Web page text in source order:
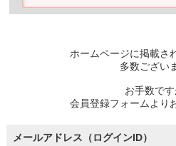
ホームページに掲載さ
多数ござい
お手数です
会員登録フォームより
メールアドレス（ログインID）